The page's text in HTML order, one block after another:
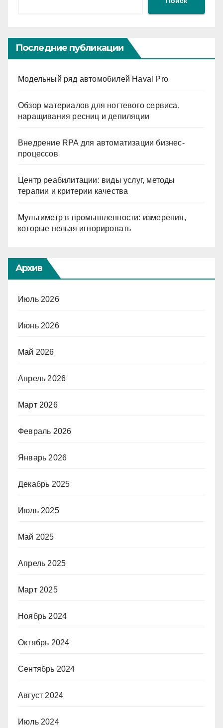
Последние публикации
Модельный ряд автомобилей Haval Pro
Обзор материалов для ногтевого сервиса,
наращивания ресниц и депиляции
Внедрение RPA для автоматизации бизнес-
процессов
Центр реабилитации: виды услуг, методы
терапии и критерии качества
Мультиметр в промышленности: измерения,
которые нельзя игнорировать
Архив
Июль 2026
Июнь 2026
Май 2026
Апрель 2026
Март 2026
Февраль 2026
Январь 2026
Декабрь 2025
Июль 2025
Май 2025
Апрель 2025
Март 2025
Ноябрь 2024
Октябрь 2024
Сентябрь 2024
Август 2024
Июль 2024